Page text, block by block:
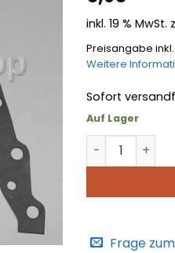
inkl. 19 % MwSt.
Preisangabe
Weitere
Sofort
Auf Lager
Dichtung
Frage